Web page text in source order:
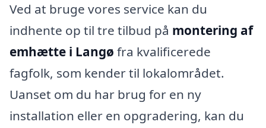
Ved at bruge vores service kan du
indhente op til tre tilbud på montering af
emhætte i Langø fra kvalificerede
fagfolk, som kender til lokalområdet.
Uanset om du har brug for en ny
installation eller en opgradering, kan du